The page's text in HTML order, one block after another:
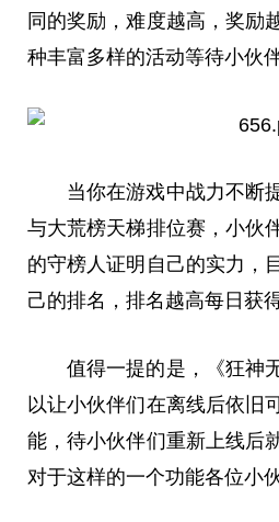
同的奖励，难度越高，奖励
种丰富多样的活动等待小伙
当你在游戏中战力不断
与大荒榜天梯排位赛，小伙
的守榜人证明自己的实力，
己的排名，排名越高每日获
值得一提的是，《狂神
以让小伙伴们在离线后依旧
能，待小伙伴们重新上线后
对于这样的一个功能各位小